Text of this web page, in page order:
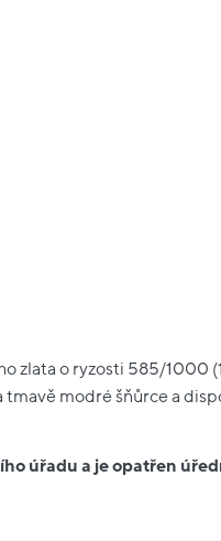
zlata o ryzosti 585/1000
tmavě modré šňůrce a
úřadu a je opatřen